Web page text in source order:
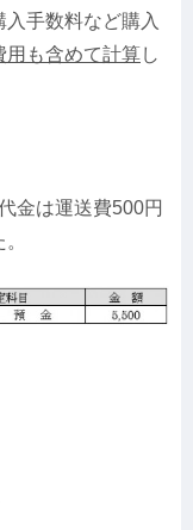
手数料など購入
用も含めて計算し
金は運送費500円